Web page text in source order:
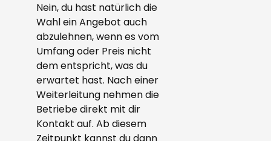
Nein, du hast natürlich die
Wahl ein Angebot auch
abzulehnen, wenn es vom
Umfang oder Preis nicht
dem entspricht, was du
erwartet hast. Nach einer
Weiterleitung nehmen die
Betriebe direkt mit dir
Kontakt auf. Ab diesem